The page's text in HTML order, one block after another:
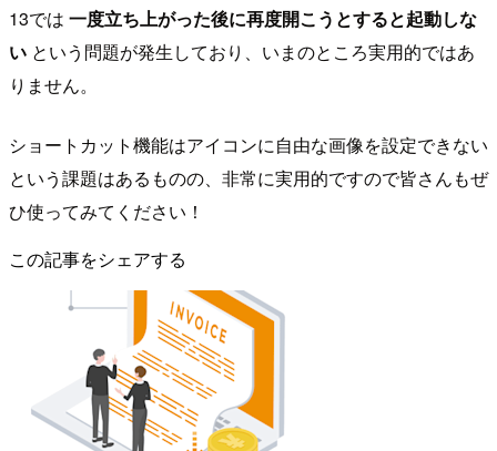
13では 一度立ち上がった後に再度開こうとすると起動しな
い という問題が発生しており、いまのところ実用的ではあ
りません。
ショートカット機能はアイコンに自由な画像を設定できない
という課題はあるものの、非常に実用的ですので皆さんもぜ
ひ使ってみてください！
この記事をシェアする